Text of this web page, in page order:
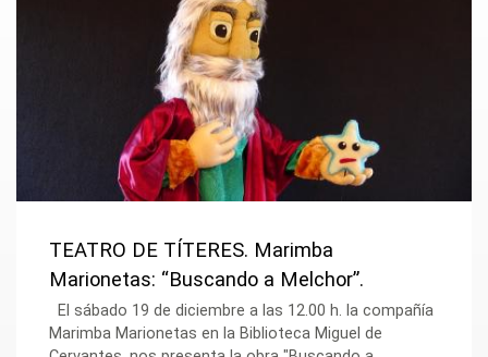
TEATRO DE TÍTERES. Marimba
Marionetas: “Buscando a Melchor”.
El sábado 19 de diciembre a las 12.00 h. la compañía
Marimba Marionetas en la Biblioteca Miguel de